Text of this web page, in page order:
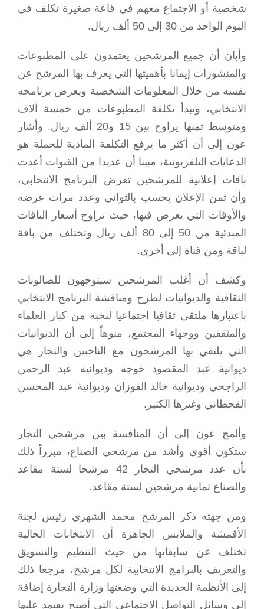
شخصية أو الاجتماع معهم في قاعة صغيرة تكلف في
اليوم الواحد من 30 إلى 50 ألف ريال.
وأبان أن جميع المرشحين يعتمدون على المطبوعات
والمنشورات إيمانا بأهميتها التي يعرف بها المرشح عن
نفسه من خلال المعلومات الشخصية ويعرض برنامجه
الانتخابي، وتبدأ تكلفة المطبوعات من خمسة آلاف
ومتوسط ثمنها يراوح بين 15 و20 ألف ريال. وأشار
عون إلى أن أكثر ما يرفع التكلفة المادية للحملة هو
الدعايات التلفزيونية، مبينا أن عديدا من القنوات أعدت
باقات إعلانية للمرشحين تعرض البرنامج الانتخابي،
وأن ثمن الإعلان يحسب بالثواني وعدد مرات عرضه
والأوقات التي يعرض فيها، حيث تراوح أسعار الباقات
المبدئية من 50 إلى 80 ألف ريال وتختلف من باقة
لباقة ومن قناة إلى أخرى.
وكشف أن أغلب المرشحين سيتوجهون للصالونات
الثقافية والديوانيات لطرح ومناقشة البرنامج الانتخابي
باعتبارها ملتقى ثقافيا اجتماعيا لنخبة من كبار العلماء
والمثقفين ووجهاء المجتمع، منوهاً إلى أن الديوانيات
التي يلتقي بها المرشحون مع الناخبين والتجار هي
ديوانية عبد المقصود خوجة وديوانية عبد الرحمن
الراجحي وديوانية خالد الفوزان وديوانية عبد المحسن
القحطاني وغيرها الكثير.
وألمح عون إلى أن المنافسة بين مرشحي التجار
ستكون أقوى وأشد من مرشحي الصناع، مبرراً ذلك
بأن عدد مرشحي التجار 42 مرشحا لستة مقاعد
والصناع ثمانية مرشحين لستة مقاعد.
ومن جهته ذكر المرشح محمد الشهري رئيس لجنة
الأقمشة والملابس الجاهزة أن الانتخابات الحالية
تختلف عن سابقاتها من حيث التنظيم والتسويق
والتعريف بالبرامج الانتخابية لكل مرشح، مرجعا ذلك
إلى الأنظمة الجديدة التي وضعتها وزارة التجارة إضافة
إلى وسائل التواصل الاجتماعي التي أصبح يعتمد عليها